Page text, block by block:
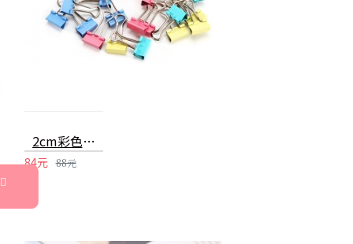
2cm彩色長尾夾40支入 文件整理收納夾 辦公文具
84元 88元